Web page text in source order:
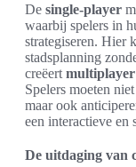
De single-player
waarbij spelers in
strategiseren. Hier
stadsplanning
creëert multiplayer
Spelers moeten
maar ook
een interactieve en
De uitdaging van